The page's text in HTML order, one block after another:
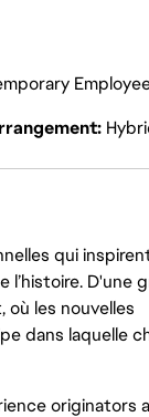
qui
D'une
où les nouvelles
dans laquelle
originators